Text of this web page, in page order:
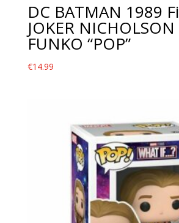
DC BATMAN 1989
JOKER
FUNKO “POP”
€14.99